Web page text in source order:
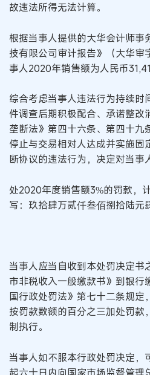
故违法所得无法计算。
根据当事人提供的大华会计师事
技有限公司审计报告》（大华审
事人2020年销售额为人民币
综合考虑当事人违法行为持续时
件调查后期积极配合、承诺整改
垄断法》第四十六条、第四十九
停止与交易相对人达成并实施固
断协议的违法行为，决定对当事
处2020年度销售额3%的罚款，
写：玖拾肆万贰仟叁佰捌拾陆
当事人应当自收到本处罚决定书
市非税收入一般缴款书》到银行
国行政处罚法》第七十二条规定
按罚款数额的百分之三加处罚款
制执行。
当事人如不服本行政处罚决定，